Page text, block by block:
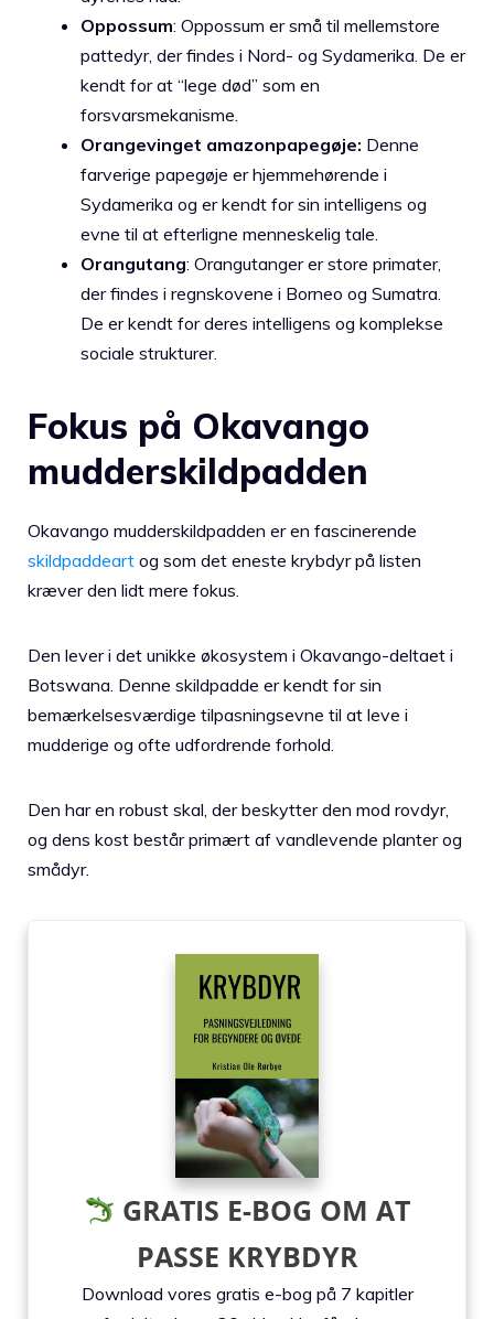
Oppossum: Oppossum er små til mellemstore
pattedyr, der findes i Nord- og Sydamerika. De er
kendt for at “lege død” som en
forsvarsmekanisme.
Orangevinget amazonpapegøje: Denne
farverige papegøje er hjemmehørende i
Sydamerika og er kendt for sin intelligens og
evne til at efterligne menneskelig tale.
Orangutang: Orangutanger er store primater,
der findes i regnskovene i Borneo og Sumatra.
De er kendt for deres intelligens og komplekse
sociale strukturer.
Fokus på Okavango
mudderskildpadden
Okavango mudderskildpadden er en fascinerende
skildpaddeart og som det eneste krybdyr på listen
kræver den lidt mere fokus.
Den lever i det unikke økosystem i Okavango-deltaet i
Botswana. Denne skildpadde er kendt for sin
bemærkelsesværdige tilpasningsevne til at leve i
mudderige og ofte udfordrende forhold.
Den har en robust skal, der beskytter den mod rovdyr,
og dens kost består primært af vandlevende planter og
smådyr.
GRATIS E-BOG OM AT
PASSE KRYBDYR
Download vores gratis e-bog på 7 kapitler